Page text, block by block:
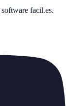
software facil.es.